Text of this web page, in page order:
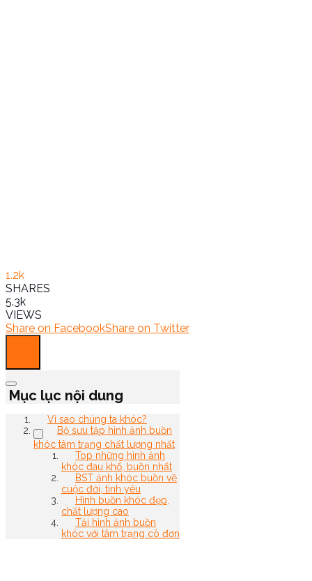
1.2k
SHARES
5.3k
VIEWS
Share on FacebookShare on Twitter
Mục lục nội dung
Vì sao chúng ta khóc?
Bộ sưu tập hình ảnh buồn
khóc tâm trạng chất lượng nhất
Top những hình ảnh
khóc đau khổ, buồn nhất
BST ảnh khóc buồn về
cuộc đời, tình yêu
Hình buồn khóc đẹp,
chất lượng cao
Tải hình ảnh buồn
khóc với tâm trạng cô đơn